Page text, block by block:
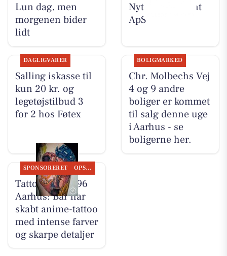
Lun dag, men
morgenen bider
lidt
Nyt fra Fairpaint
ApS
DAGLIGVARER
Salling iskasse til
kun 20 kr. og
legetøjstilbud 3
for 2 hos Føtex
BOLIGMARKED
Chr. Molbechs Vej
4 og 9 andre
boliger er kommet
til salg denne uge
i Aarhus - se
boligerne her.
SPONSORERET OPSLAGSTAVLEN
Tattoo Studio 96
Aarhus: Bar har
skabt anime-tattoo
med intense farver
og skarpe detaljer